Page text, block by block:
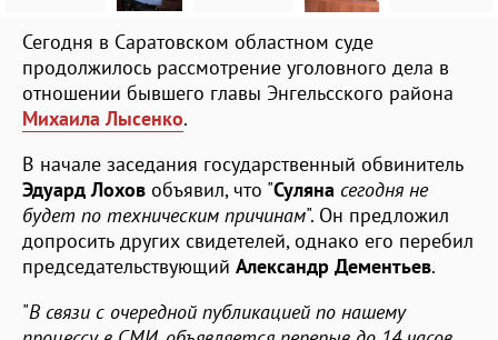
Сегодня в Саратовском областном суде
продолжилось рассмотрение уголовного дела в
отношении бывшего главы Энгельсского района
Михаила Лысенко.
В начале заседания государственный обвинитель
Эдуард Лохов объявил, что "Суляна сегодня не
будет по техническим причинам". Он предложил
допросить других свидетелей, однако его перебил
председательствующий Александр Дементьев.
"В связи с очередной публикацией по нашему